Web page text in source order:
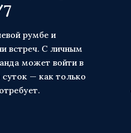
румбе и
встреч. С личным
может войти в
— как только